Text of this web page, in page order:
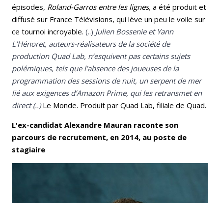
épisodes, Roland-Garros entre les lignes, a été produit et
diffusé sur France Télévisions, qui lève un peu le voile sur
ce tournoi incroyable. (..) Julien Bossenie et Yann
L’Hénoret, auteurs-réalisateurs de la société de
production Quad Lab, n’esquivent pas certains sujets
polémiques, tels que l’absence des joueuses de la
programmation des sessions de nuit, un serpent de mer
lié aux exigences d’Amazon Prime, qui les retransmet en
direct (..)Le Monde. Produit par Quad Lab, filiale de Quad.
L'ex-candidat Alexandre Mauran raconte son
parcours de recrutement, en 2014, au poste de
stagiaire